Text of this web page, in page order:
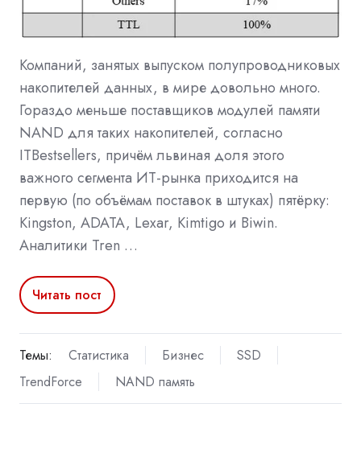
Компаний, занятых выпуском полупроводниковых
накопителей данных, в мире довольно много.
Гораздо меньше поставщиков модулей памяти
NAND для таких накопителей, согласно
ITBestsellers, причём львиная доля этого
важного сегмента ИТ-рынка приходится на
первую (по объёмам поставок в штуках) пятёрку:
Kingston, ADATA, Lexar, Kimtigo и Biwin.
Аналитики Tren …
Читать пост
Темы: Статистика Бизнес
SSD
TrendForce
NAND память